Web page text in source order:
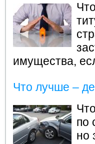
имущества,
Что лучше –
по
но